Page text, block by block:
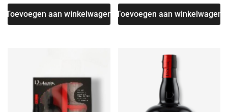
Toevoegen aan winkelwagen Toevoegen aan winkelwagen